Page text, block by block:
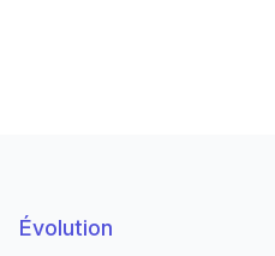
Évolution